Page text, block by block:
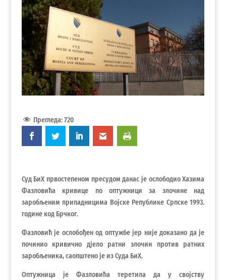
Прегледа: 720
Суд БиХ првостепеном пресудом данас је ослободио Хазима
Фазловића кривице по оптужници за злочине над
заробљеним припадницима Војске Републике Српске 1993.
године код Брчког.
Фазловић је ослобођен од оптужбе јер није доказано да је
починио кривично дјело ратни злочин против ратних
заробљеника, саопштено је из Суда БиХ.
Оптужница је Фазловића теретила да у својству